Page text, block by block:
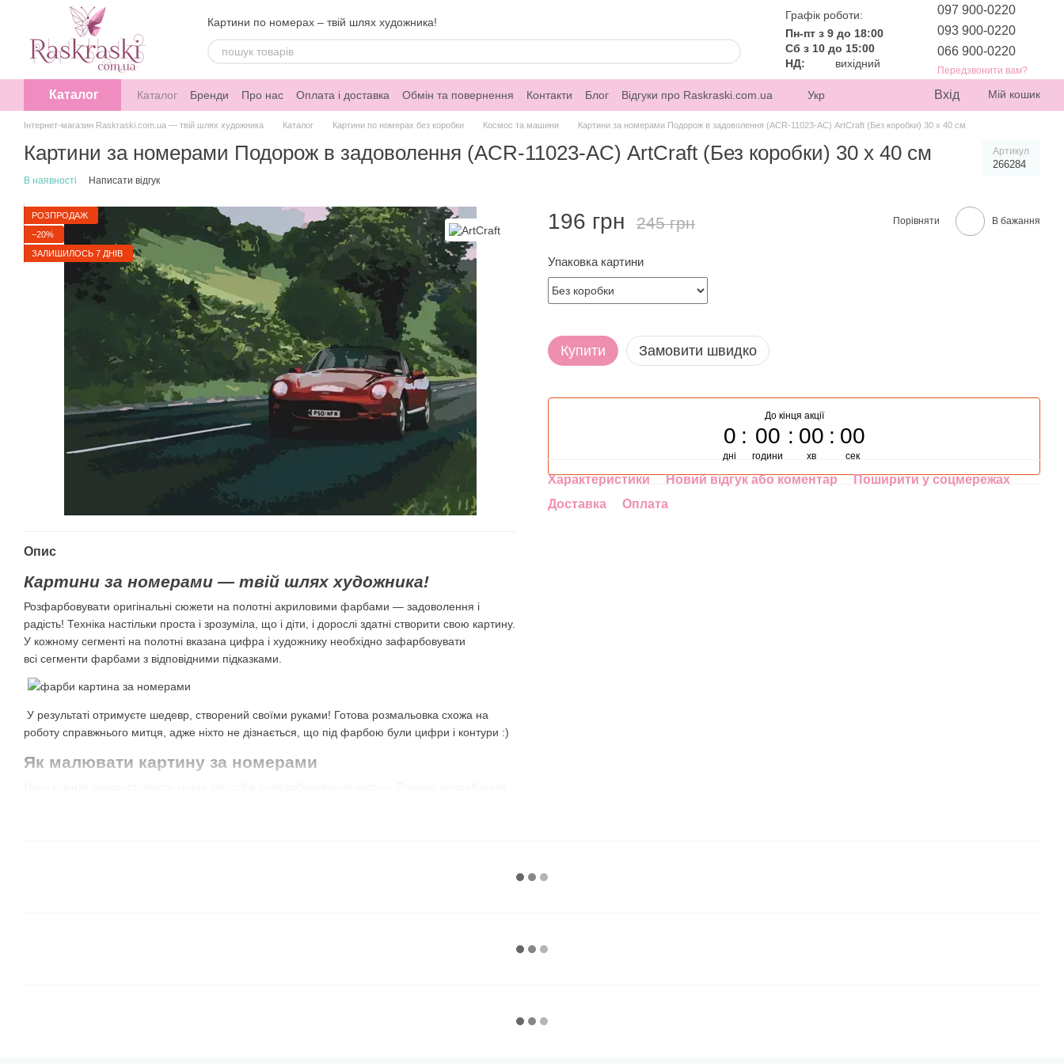
Перейти до основного контенту
Картини по номерах – твій шлях художника!
Графік роботи:
Пн-пт з 9 до 18:00
Сб з 10 до 15:00
НД:
вихідний
097 900-0220
093 900-0220
066 900-0220
Передзвонити вам?
Каталог Каталог Бренди Про нас Оплата і доставка Обмін та повернення Контакти Блог Відгуки про Raskraski.com.ua Укр Вхід Мій кошик
Інтернет-магазин Raskraski.com.ua — твій шлях художника Каталог Картини по номерах без коробки Космос та машини Картини за номерами Подорож в задоволення (ACR-11023-AC) ArtCraft (Без коробки) 30 х 40 см
Картини за номерами Подорож в задоволення (ACR-11023-AC) ArtCraft (Без коробки) 30 х 40 см Артикул
266284
В наявності Написати відгук
РОЗПРОДАЖ
−20%
ЗАЛИШИЛОСЬ 7 ДНІВ
Опис
Картини за номерами — твій шлях художника!
Розфарбовувати оригінальні сюжети на полотні акриловими фарбами — задоволення і
радість! Техніка настільки проста і зрозуміла, що і діти, і дорослі здатні створити свою картину.
У кожному сегменті на полотні вказана цифра і художнику необхідно зафарбовувати
всі сегменти фарбами з відповідними підказками.
У результаті отримуєте шедевр, створений своїми руками! Готова розмальовка схожа на
роботу справжнього митця, адже ніхто не дізнається, що під фарбою були цифри і контури :)
Як малювати картину за номерами
196 грн 245 грн Порівняти В бажання
Упаковка картини
Купити Замовити швидко
До кінця акції
0
дні
00
години
00
хв
00
сек
Характеристики Новий відгук або коментар
Поширити у соцмережах
Доставка
Оплата